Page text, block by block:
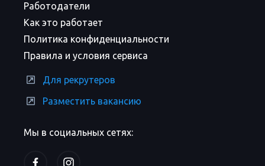
Мы в социальных сетях:
Работодатели
Как это работает
Политика конфиденциальности
Правила и условия сервиса
Для рекрутеров
Разместить вакансию